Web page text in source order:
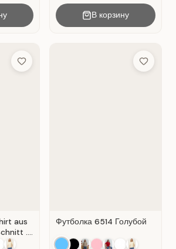
В корзину
Add to Wish List
aus
.
Add to
Футболка 6514 Голубой